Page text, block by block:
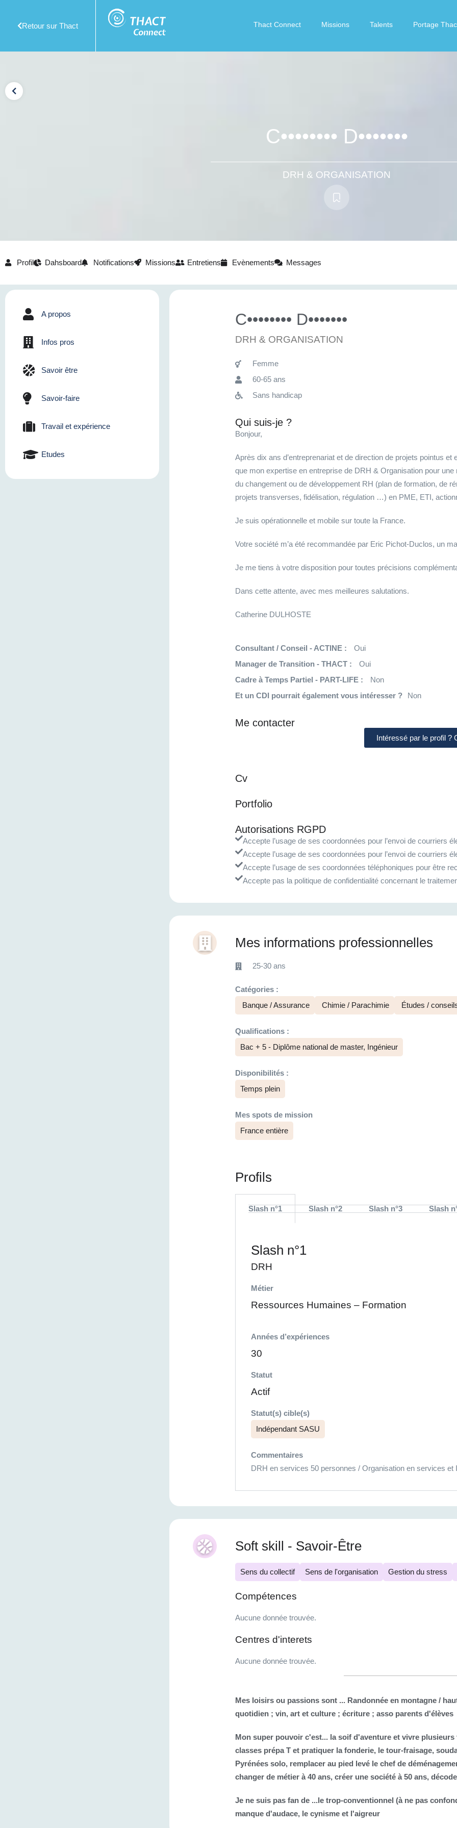
Retour sur Thact Thact Connect Missions Talents Portage
C•••••••• D•••••••
DRH & ORGANISATION
Profil Dahsboard Notifications Missions Entretiens Evènements Messages
A propos
Infos pros
Savoir être
Savoir-faire
Travail et expérience
Etudes
C•••••••• D•••••••
DRH & ORGANISATION
Femme
60-65 ans
Sans handicap
Qui suis-je ?
Bonjour,
Après dix ans d’entreprenariat et de direction de projets pointus
que mon expertise en entreprise de DRH & Organisation pour
du changement ou de développement RH (plan de formation, de
projets transverses, fidélisation, régulation …) en PME, ETI,
Je suis opérationnelle et mobile sur toute la France.
Votre société m’a été recommandée par Eric Pichot-Duclos, un
Je me tiens à votre disposition pour toutes précisions
Dans cette attente, avec mes meilleures salutations.
Catherine DULHOSTE
Consultant / Conseil - ACTINE :
Oui
Manager de Transition - THACT :
Oui
Cadre à Temps Partiel - PART-LIFE :
Non
Et un CDI pourrait également vous intéresser ?
Non
Me contacter
Intéressé par le profil ?
Cv
Portfolio
Autorisations RGPD
Accepte l’usage de ses coordonnées pour l’envoi de courriers
Accepte l’usage de ses coordonnées pour l’envoi de courriers
Accepte l’usage de ses coordonnées téléphoniques pour être
Accepte pas la politique de confidentialité concernant le
Mes informations professionnelles
25-30 ans
Catégories :
Banque / Assurance
Chimie / Parachimie Études /
Qualifications :
Bac + 5 - Diplôme national de master, Ingénieur
Disponibilités :
Temps plein
Mes spots de mission
France entière
Profils
Slash n°1 Slash n°2 Slash n°3 Slash
Slash n°1
DRH
Métier
Ressources Humaines – Formation
Années d’expériences
30
Statut
Actif
Statut(s) cible(s)
Indépendant SASU
Commentaires
DRH en services 50 personnes / Organisation en services et
Soft skill - Savoir-Être
Sens du collectif Sens de l'organisation Gestion du stress
Compétences
Aucune donnée trouvée.
Centres d'interets
Aucune donnée trouvée.
Mes loisirs ou passions sont ... Randonnée en montagne /
quotidien ; vin, art et culture ; écriture ; asso parents d'élèves
Mon super pouvoir c'est... la soif d'aventure et vivre plusieurs
classes prépa T et pratiquer la fonderie, le tour-fraisage,
Pyrénées solo, remplacer au pied levé le chef de
changer de métier à 40 ans, créer une société à 50 ans,
Je ne suis pas fan de ...le trop-conventionnel (à ne pas
manque d'audace, le cynisme et l'aigreur